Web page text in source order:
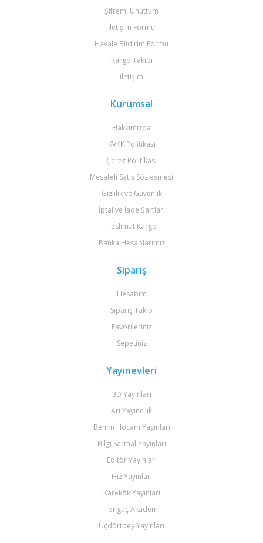
Şifremi Unuttum
İletişim Formu
Havale Bildirim Formu
Kargo Takibi
İletişim
Kurumsal
Hakkımızda
KVKK Politikası
Çerez Politikası
Mesafeli Satış Sözleşmesi
Gizlilik ve Güvenlik
İptal ve İade Şartları
Teslimat Kargo
Banka Hesaplarımız
Sipariş
Hesabım
Sipariş Takip
Favorileriniz
Sepetiniz
Yayınevleri
3D Yayınları
Arı Yayıncılık
Benim Hocam Yayınları
Bilgi Sarmal Yayınları
Editör Yayınları
Hız Yayınları
Karekök Yayınları
Tonguç Akademi
Üçdörtbeş Yayınları